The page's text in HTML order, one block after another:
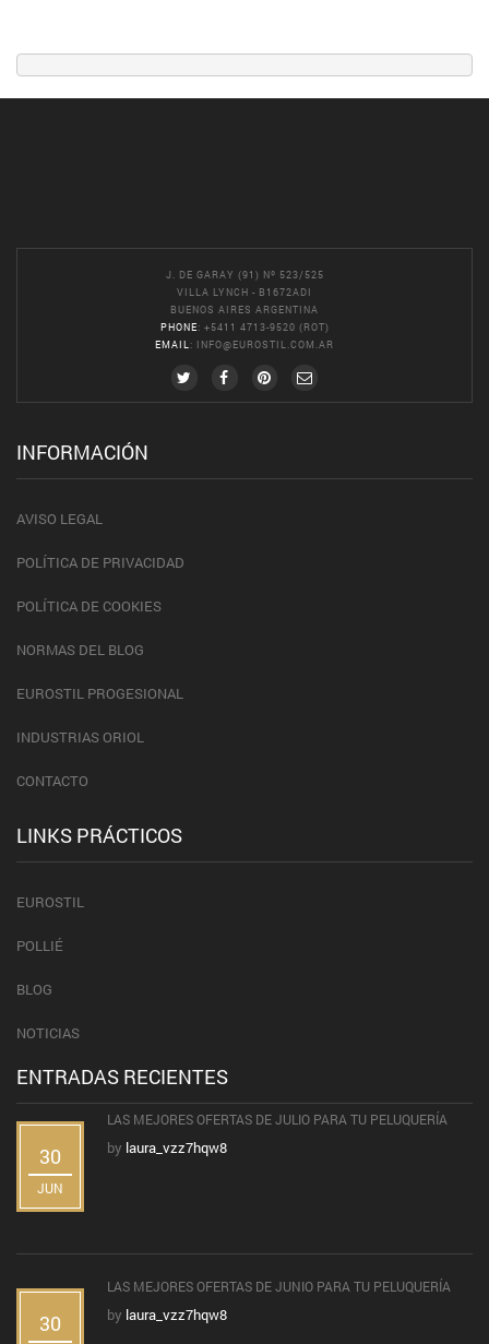
J. DE GARAY (91) Nº 523/525
VILLA LYNCH - B1672ADI
BUENOS AIRES ARGENTINA
PHONE: +5411 4713-9520 (ROT)
EMAIL : INFO@EUROSTIL.COM.AR
INFORMACIÓN
AVISO LEGAL
POLÍTICA DE PRIVACIDAD
POLÍTICA DE COOKIES
NORMAS DEL BLOG
EUROSTIL PROGESIONAL
INDUSTRIAS ORIOL
CONTACTO
LINKS PRÁCTICOS
EUROSTIL
POLLIÉ
BLOG
NOTICIAS
ENTRADAS RECIENTES
30
JUN
LAS MEJORES OFERTAS DE JULIO PARA TU PELUQUERÍA
by laura_vzz7hqw8
30
LAS MEJORES OFERTAS DE JUNIO PARA TU PELUQUERÍA
by laura_vzz7hqw8